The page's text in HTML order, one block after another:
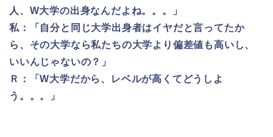
人、W大学の出身なんだよね。。。」
私：「自分と同じ大学出身者はイヤだと言ってたか
ら、その大学なら私たちの大学より偏差値も高いし、
いいんじゃないの？」
Ｒ：「W大学だから、レベルが高くてどうしよ
う。。。」